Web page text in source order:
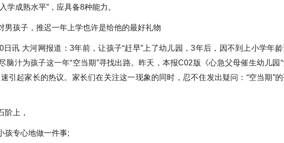
学成熟水平”，应具备8种能力。
男孩子，推迟一年上学也许是给他的最好礼物
日讯 大河网报道：3年前，让孩子“赶早”上了幼儿园，3年后，因不到上小学年
脑汁为孩子这一年“空当期”寻找出路。昨天，本报C02版《心急父母催生幼儿园“
引起家长的热议。家长们在关注这一现象的同时，忍不住发出疑问：“空当期”
阶上，
孩专心地做一件事;